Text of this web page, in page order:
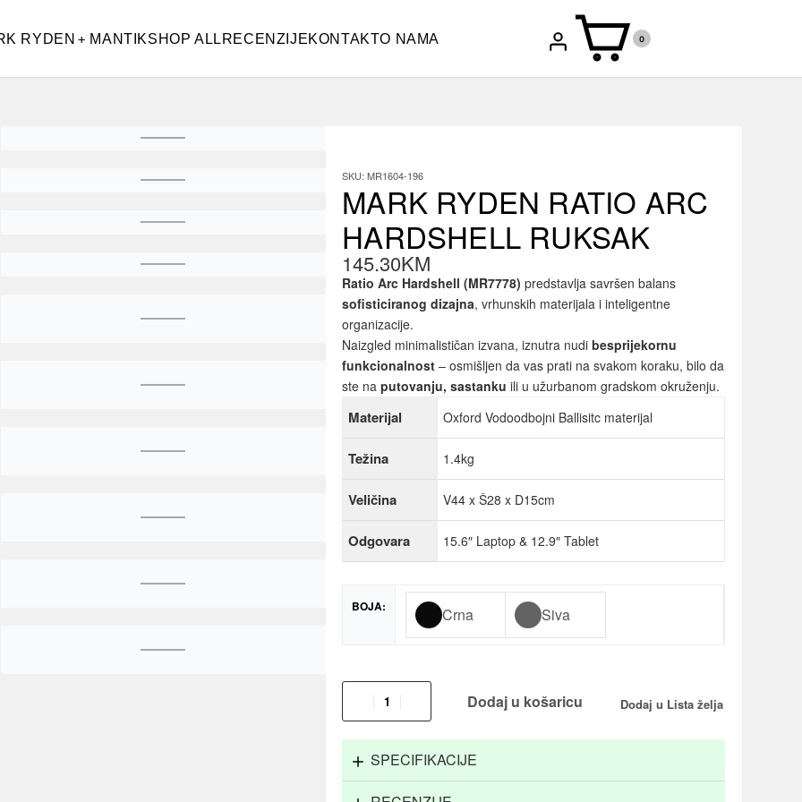
RYDEN MANTIKSHOP ALL RECENZIJEKONTAKTO NAMA 0
SKU: MR1604-196
MARK RYDEN RATIO ARC
HARDSHELL RUKSAK
145.30KM
Ratio Arc Hardshell (MR7778) predstavlja savršen balans
sofisticiranog dizajna, vrhunskih materijala i inteligentne
organizacije.
Naizgled minimalističan izvana, iznutra nudibesprijekornu
funkcionalnost – osmišljen da vas prati na svakom koraku, bilo da
ste naputovanju, sastanku ili u užurbanom gradskom okruženju.
Materijal Oxford Vodoodbojni Ballisitc materijal
Težina 1.4kg
Veličina V44 x Š28 x D15cm
Odgovara 15.6″ Laptop & 12.9″ Tablet
BOJA: Crna Siva
Dodaj u košaricu Dodaj u Lista želja
SPECIFIKACIJE